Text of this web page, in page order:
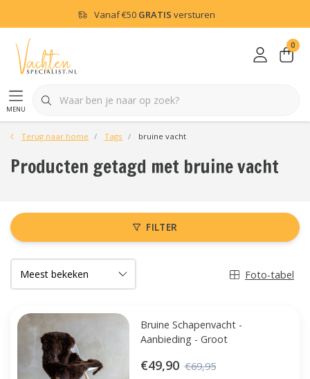
Vanaf€50 GRATIS versturen
menu
0
Terug naar home Tags bruine vacht
Producten getagd met bruine vacht
FILTER
Foto-tabel
Bruine Schapenvacht -
Aanbieding - Groot
€49,90 €69,95